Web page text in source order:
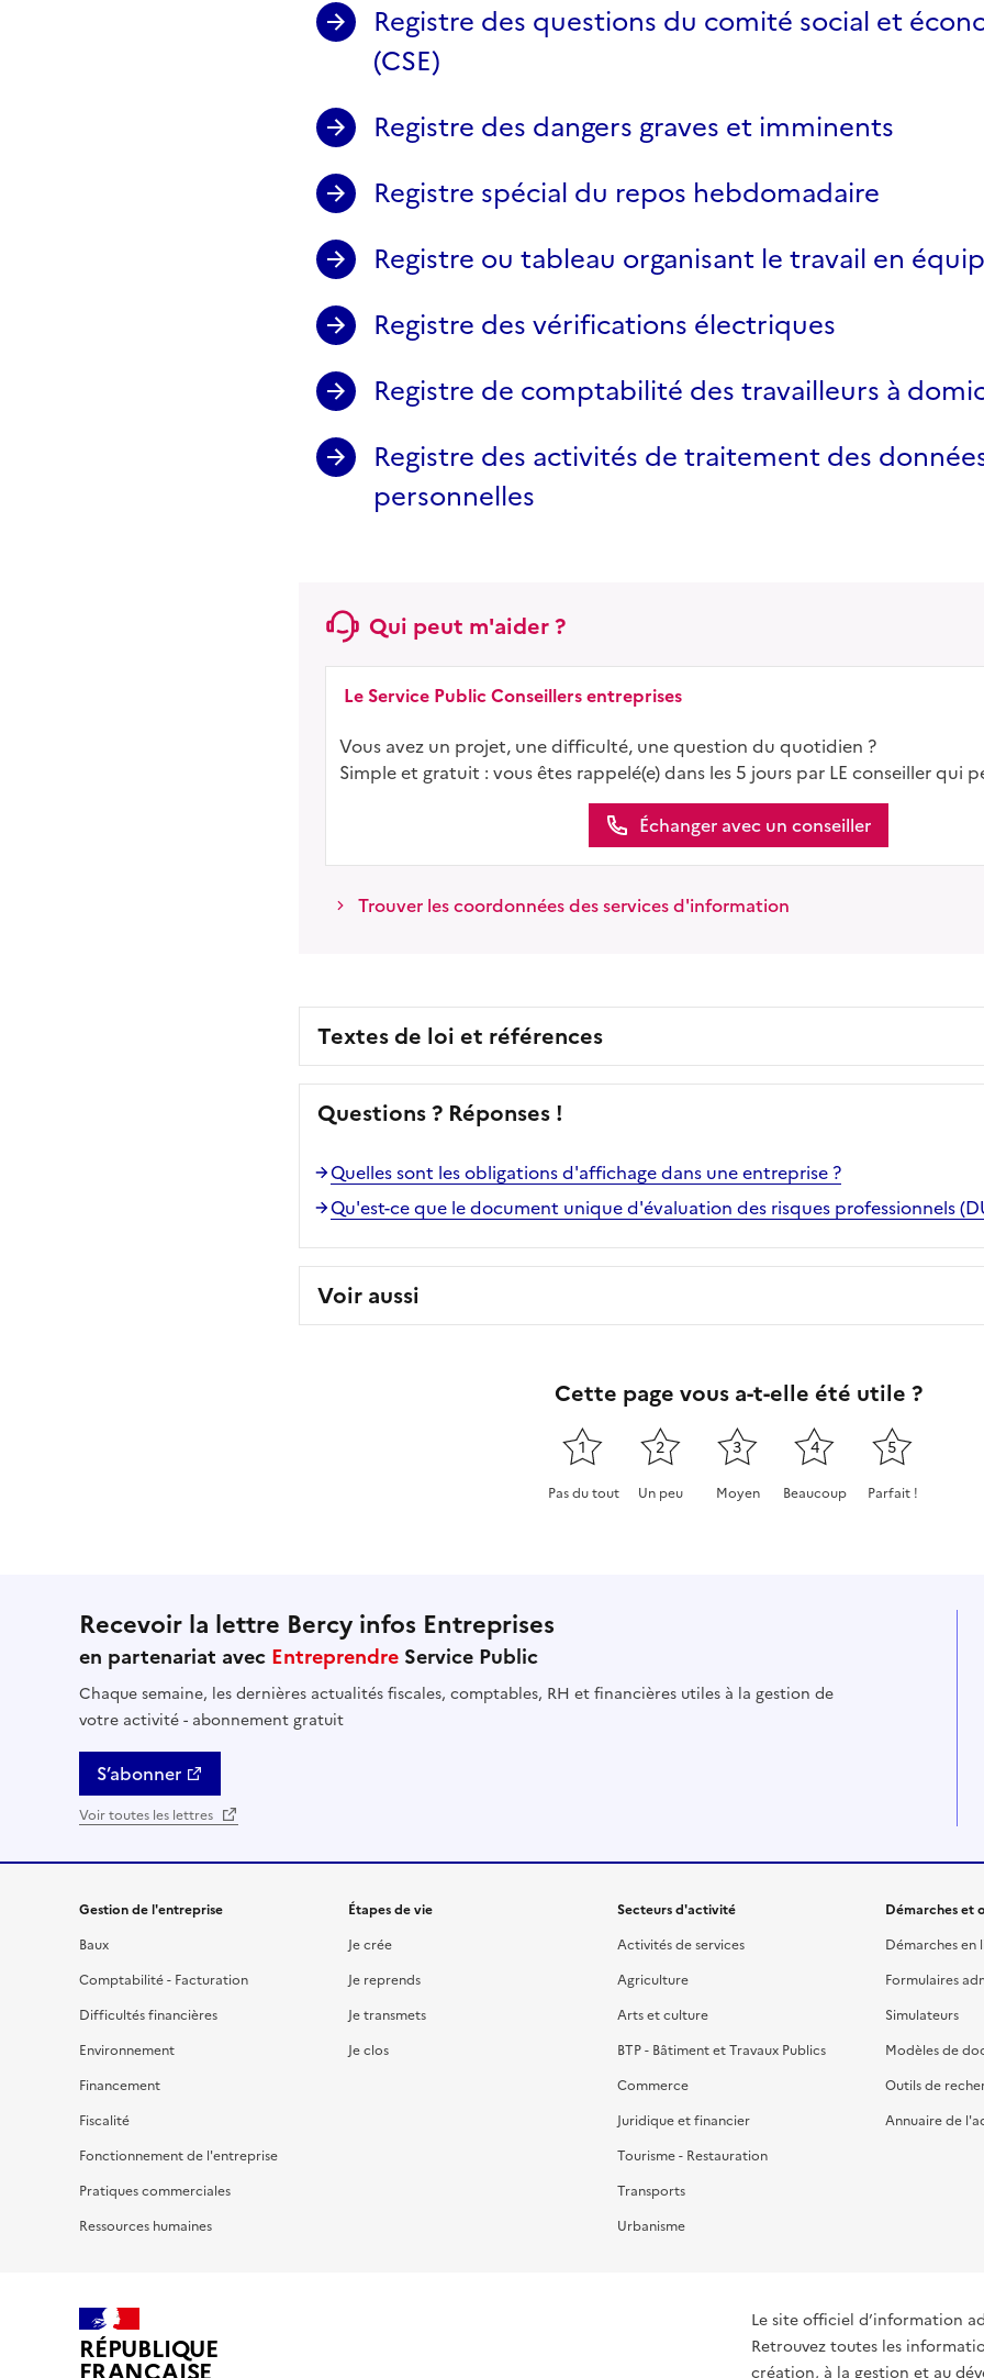
Registre des questions du comité social et
(CSE)
Registre des dangers graves et imminents
Registre spécial du repos hebdomadaire
Registre ou tableau organisant le travail en
Registre des vérifications électriques
Registre de comptabilité des travailleurs à
Registre des activités de traitement des
personnelles
Qui peut m'aider ?
Le Service Public Conseillers entreprises
Vous avez un projet, une difficulté, une question du quotidien ?
Simple et gratuit : vous êtes rappelé(e) dans les 5 jours par LE conseiller qui
Échanger avec un conseiller
Trouver les coordonnées des services d'information
Textes de loi et références
Questions ? Réponses !
Quelles sont les obligations d'affichage dans une entreprise ?
Qu'est-ce que le document unique d'évaluation des risques professionnels
Voir aussi
Cette page vous a-t-elle été utile ?
1
Pas du tout
2
Un peu
3
Moyen
4
Beaucoup
5
Parfait !
Recevoir la lettre Bercy infos Entreprises
en partenariat avec Entreprendre Service Public
Chaque semaine, les dernières actualités fiscales, comptables, RH et financières utiles à la gestion de
votre activité - abonnement gratuit
S’abonner
Voir toutes les lettres
Gestion de l'entreprise
Baux
Comptabilité - Facturation
Difficultés financières
Environnement
Financement
Fiscalité
Fonctionnement de l'entreprise
Pratiques commerciales
Ressources humaines
Étapes de vie
Je crée
Je reprends
Je transmets
Je clos
Secteurs d'activité
Activités de services
Agriculture
Arts et culture
BTP - Bâtiment et Travaux Publics
Commerce
Juridique et financier
Tourisme - Restauration
Transports
Urbanisme
Démarches et
Démarches en
Formulaires
Simulateurs
Modèles de
Outils de
Annuaire de
RÉPUBLIQUE
Le site officiel d’information
Retrouvez toutes les
création, à la gestion et au